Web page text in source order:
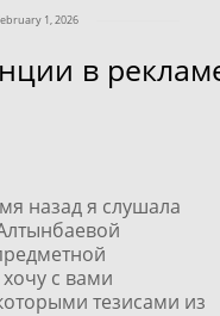
1, 2026
в
назад я слушала
с вами
тезисами из